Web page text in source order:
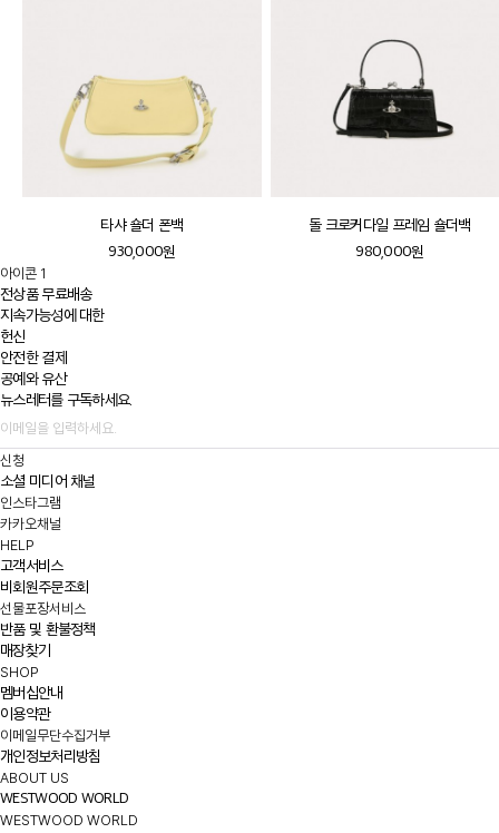
타샤 숄더 폰백
930,000원
돌 크로커다일 프레임 숄더백
980,000원
아이콘 1
전상품 무료배송
지속가능성에 대한
헌신
안전한 결제
공예와 유산
뉴스레터를 구독하세요.
신청
소셜 미디어 채널
인스타그램
카카오채널
HELP
고객서비스
비회원주문조회
선물포장서비스
반품 및 환불정책
매장찾기
SHOP
멤버십안내
이용약관
이메일무단수집거부
개인정보처리방침
ABOUT US
WESTWOOD WORLD
WESTWOOD WORLD